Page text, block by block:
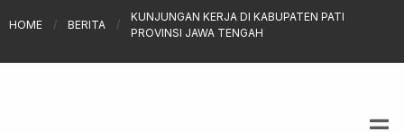
HOME / BERITA /
KUNJUNGAN KERJA DI KABUPATEN PATI
PROVINSI JAWA TENGAH